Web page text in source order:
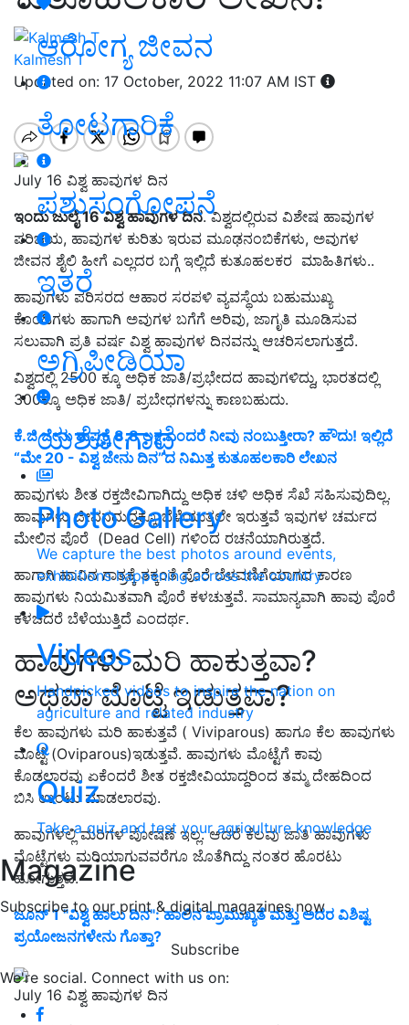
ಆರೋಗ್ಯ ಜೀವನ
ತೋಟಗಾರಿಕೆ
ಪಶುಸಂಗೋಪನೆ
ಇತರೆ
ಅಗ್ರಿಪೀಡಿಯಾ
ಯಶೋಗಾಥೆ
Photo Gallery
We capture the best photos around events,
exhibitions happening across the country
Videos
Handpicked videos to inspire the nation on
agriculture and related industry
Quiz
Take a quiz and test your agriculture knowledge
Magazine
Subscribe to our print & digital magazines now
Subscribe
We're social. Connect with us on:
Kalmesh T
Updated on: 17 October, 2022 11:07 AM IST
July 16 ವಿಶ್ವ ಹಾವುಗಳ ದಿನ
ಇಂದು ಜುಲೈ 16 ವಿಶ್ವ ಹಾವುಗಳ ದಿನ. ವಿಶ್ವದಲ್ಲಿರುವ ವಿಶೇಷ ಹಾವುಗಳ
ಪರಿಚಯ, ಹಾವುಗಳ ಕುರಿತು ಇರುವ ಮೂಢನಂಬಿಕೆಗಳು, ಅವುಗಳ
ಜೀವನ ಶೈಲಿ ಹೀಗೆ ಎಲ್ಲದರ ಬಗ್ಗೆ ಇಲ್ಲಿದೆ ಕುತೂಹಲಕರ ಮಾಹಿತಿಗಳು..
ಹಾವುಗಳು ಪರಿಸರದ ಆಹಾರ ಸರಪಳಿ ವ್ಯವಸ್ಥೆಯ ಬಹುಮುಖ್ಯ
ಕೊಂಡಿಗಳು ಹಾಗಾಗಿ ಅವುಗಳ ಬಗೆಗೆ ಅರಿವು, ಜಾಗೃತಿ ಮೂಡಿಸುವ
ಸಲುವಾಗಿ ಪ್ರತಿ ವರ್ಷ ವಿಶ್ವ ಹಾವುಗಳ ದಿನವನ್ನು ಆಚರಿಸಲಾಗುತ್ತದೆ.
ವಿಶ್ವದಲ್ಲಿ 2500 ಕ್ಕೂ ಅಧಿಕ ಜಾತಿ/ಪ್ರಭೇದದ ಹಾವುಗಳಿದ್ದು, ಭಾರತದಲ್ಲಿ
300ಕ್ಕೂ ಅಧಿಕ ಜಾತಿ/ ಪ್ರಬೇಧಗಳನ್ನು ಕಾಣಬಹುದು.
ಕೆ.ಜಿ ಜೇನು ತುಪ್ಪಕ್ಕೆ 8.8 ಲಕ್ಷ ಎಂದರೆ ನೀವು ನಂಬುತ್ತೀರಾ? ಹೌದು! ಇಲ್ಲಿದೆ
“ಮೇ 20 - ವಿಶ್ವ ಜೇನು ದಿನ”ದ ನಿಮಿತ್ತ ಕುತೂಹಲಕಾರಿ ಲೇಖನ
ಹಾವುಗಳು ಶೀತ ರಕ್ತಜೀವಿಗಾಗಿದ್ದು ಅಧಿಕ ಚಳಿ ಅಧಿಕ ಸೆಖೆ ಸಹಿಸುವುದಿಲ್ಲ.
ಹಾವುಗಳು ಜೀವನದುದ್ದಕ್ಕೂ ಬೆಳೆಯುತ್ತಲೇ ಇರುತ್ತವೆ ಇವುಗಳ ಚರ್ಮದ
ಮೇಲಿನ ಪೊರೆ (Dead Cell) ಗಳಿಂದ ರಚನೆಯಾಗಿರುತ್ತದೆ.
ಹಾಗಾಗಿ ಹಾವಿನ ಗಾತ್ರಕ್ಕೆ ತಕ್ಕಂತೆ ಪೊರೆ ಬೆಳವಣಿಗೆಯಾಗದ ಕಾರಣ
ಹಾವುಗಳು ನಿಯಮಿತವಾಗಿ ಪೊರೆ ಕಳಚುತ್ತವೆ. ಸಾಮಾನ್ಯವಾಗಿ ಹಾವು ಪೊರೆ
ಕಳಚಿದರೆ ಬೆಳೆಯುತ್ತಿದೆ ಎಂದರ್ಥ.
ಹಾವುಗಳು ಮರಿ ಹಾಕುತ್ತವಾ?
ಅಥವಾ ಮೊಟ್ಟೆ ಇಡುತ್ತವಾ?
ಕೆಲ ಹಾವುಗಳು ಮರಿ ಹಾಕುತ್ತವೆ ( Viviparous) ಹಾಗೂ ಕೆಲ ಹಾವುಗಳು
ಮೊಟ್ಟೆ (Oviparous)ಇಡುತ್ತವೆ. ಹಾವುಗಳು ಮೊಟ್ಟೆಗೆ ಕಾವು
ಕೊಡಲಾರವು ಏಕೆಂದರೆ ಶೀತ ರಕ್ತಜೀವಿಯಾದ್ದರಿಂದ ತಮ್ಮ ದೇಹದಿಂದ
ಬಿಸಿ ಉಂಟು ಮಾಡಲಾರವು.
ಹಾವುಗಳಲ್ಲಿ ಮರಿಗಳ ಪೋಷಣೆ ಇಲ್ಲ. ಆದರೆ ಕೆಲವು ಜಾತಿ ಹಾವುಗಳು
ಮೊಟ್ಟೆಗಳು ಮರಿಯಾಗುವವರೆಗೂ ಜೊತೆಗಿದ್ದು ನಂತರ ಹೊರಟು
ಹೋಗುತ್ತವೆ.
ಜೂನ್‌ 1 "ವಿಶ್ವ ಹಾಲು ದಿನ": ಹಾಲಿನ ಪ್ರಾಮುಖ್ಯತೆ ಮತ್ತು ಅದರ ವಿಶಿಷ್ಟ
ಪ್ರಯೋಜನಗಳೇನು ಗೊತ್ತಾ?
July 16 ವಿಶ್ವ ಹಾವುಗಳ ದಿನ